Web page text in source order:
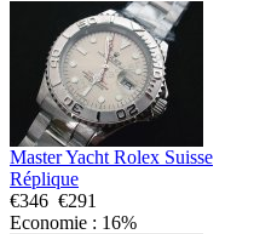
Master Yacht Rolex Suisse
Réplique
€346 €291
Economie : 16%